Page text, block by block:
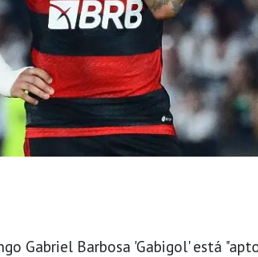
Gabriel Barbosa 'Gabigol' está